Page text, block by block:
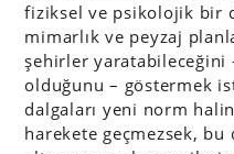
fiziksel ve psikolojik bir
mimarlık ve peyzaj
şehirler yaratabileceğini
olduğunu – göstermek
dalgaları yeni norm
harekete geçmezsek, bu